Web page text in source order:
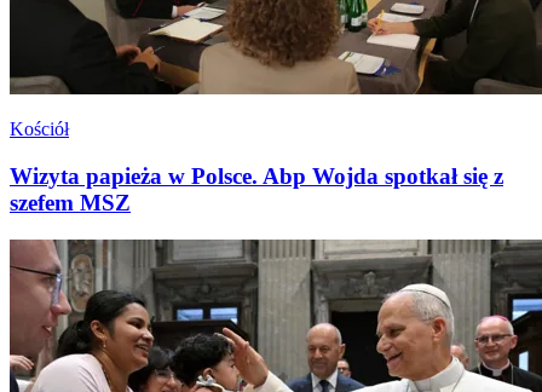
Kościół
Wizyta papieża w Polsce. Abp Wojda spotkał się z
szefem MSZ